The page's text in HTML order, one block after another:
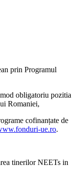
prin Programul
obligatoriu pozitia
Romaniei,
cofinanțate de
ue.ro.
tinerilor NEETs in